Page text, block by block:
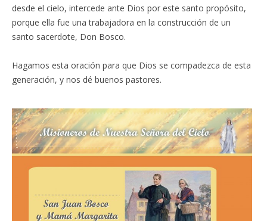
desde el cielo, intercede ante Dios por este santo propósito,
porque ella fue una trabajadora en la construcción de un
santo sacerdote, Don Bosco.
Hagamos esta oración para que Dios se compadezca de esta
generación, y nos dé buenos pastores.